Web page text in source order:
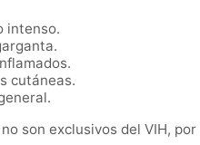
intenso.
cutáneas.
son exclusivos del VIH,